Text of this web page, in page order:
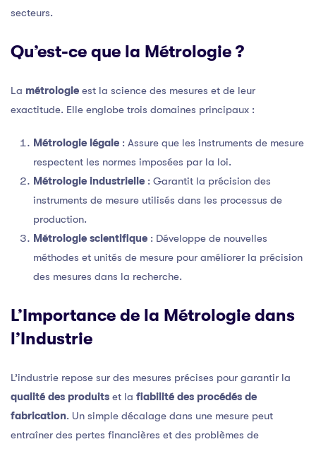
secteurs.
Qu’est-ce que la Métrologie ?
La métrologie est la science des mesures et de leur
exactitude. Elle englobe trois domaines principaux :
Métrologie légale : Assure que les instruments de mesure
respectent les normes imposées par la loi.
Métrologie industrielle : Garantit la précision des
instruments de mesure utilisés dans les processus de
production.
Métrologie scientifique : Développe de nouvelles
méthodes et unités de mesure pour améliorer la précision
des mesures dans la recherche.
L’Importance de la Métrologie dans
l’Industrie
L’industrie repose sur des mesures précises pour garantir la
qualité des produits et la fiabilité des procédés de
fabrication. Un simple décalage dans une mesure peut
entraîner des pertes financières et des problèmes de